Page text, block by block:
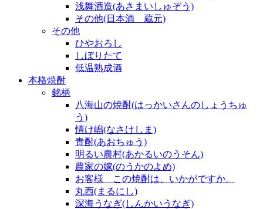
浅舞酒造(あさまいしゅぞう)
その他(日本酒 蔵元)
その他
ひやおろし
しぼりたて
低温熟成酒
本格焼酎
銘柄
八海山の焼酎(はっかいさんのしょうちゅ
う)
情け嶋(なさけしま)
青酎(あおちゅう)
明るい農村(あかるいのうそん)
農家の嫁(のうかのよめ)
お客様 この焼酎は、いかがですか。
丸西(まるにし)
深海うなぎ(しんかいうなぎ)